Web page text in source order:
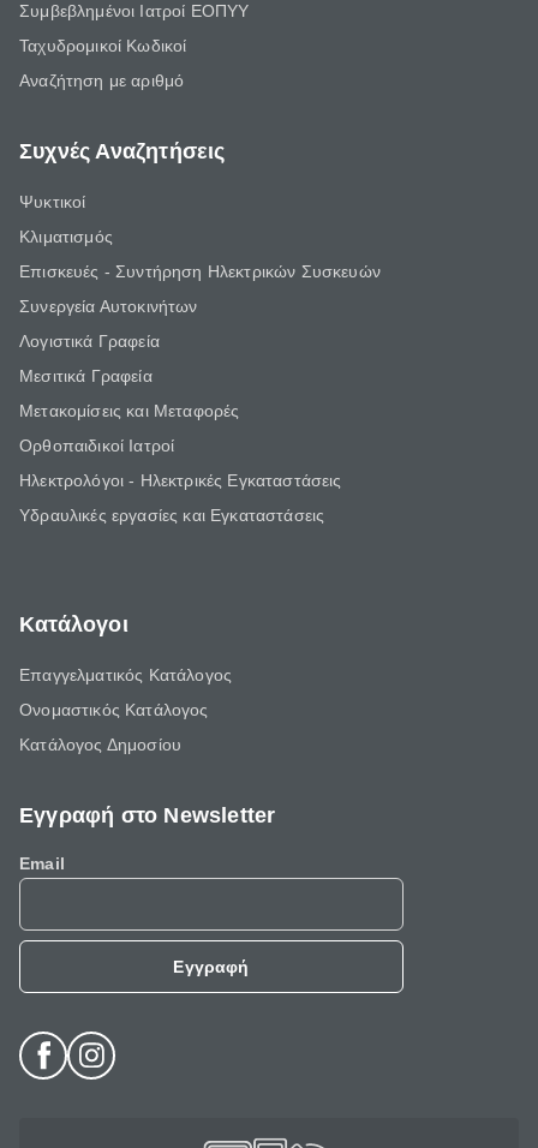
Συμβεβλημένοι Ιατροί ΕΟΠΥΥ
Ταχυδρομικοί Κωδικοί
Αναζήτηση με αριθμό
Συχνές Αναζητήσεις
Ψυκτικοί
Κλιματισμός
Επισκευές - Συντήρηση Ηλεκτρικών Συσκευών
Συνεργεία Αυτοκινήτων
Λογιστικά Γραφεία
Μεσιτικά Γραφεία
Μετακομίσεις και Μεταφορές
Ορθοπαιδικοί Ιατροί
Ηλεκτρολόγοι - Ηλεκτρικές Εγκαταστάσεις
Υδραυλικές εργασίες και Εγκαταστάσεις
Κατάλογοι
Επαγγελματικός Κατάλογος
Ονομαστικός Κατάλογος
Κατάλογος Δημοσίου
Εγγραφή στο Newsletter
Email
Εγγραφή